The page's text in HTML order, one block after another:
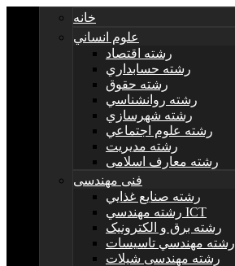
خانه
علوم انساني
رشته اقتصاد
رشته حسابداري
رشته حقوق
رشته روانشناسي
رشته شهرسازي
رشته علوم اجتماعي
رشته مديريت
رشته معارف اسلامی
فنی مهندسی
رشته صنايع غذايي
رشته مهندسي ICT
رشته برق و الکترونيک
رشته مهندسي تاسيسات
رشته مهندسی شیلات